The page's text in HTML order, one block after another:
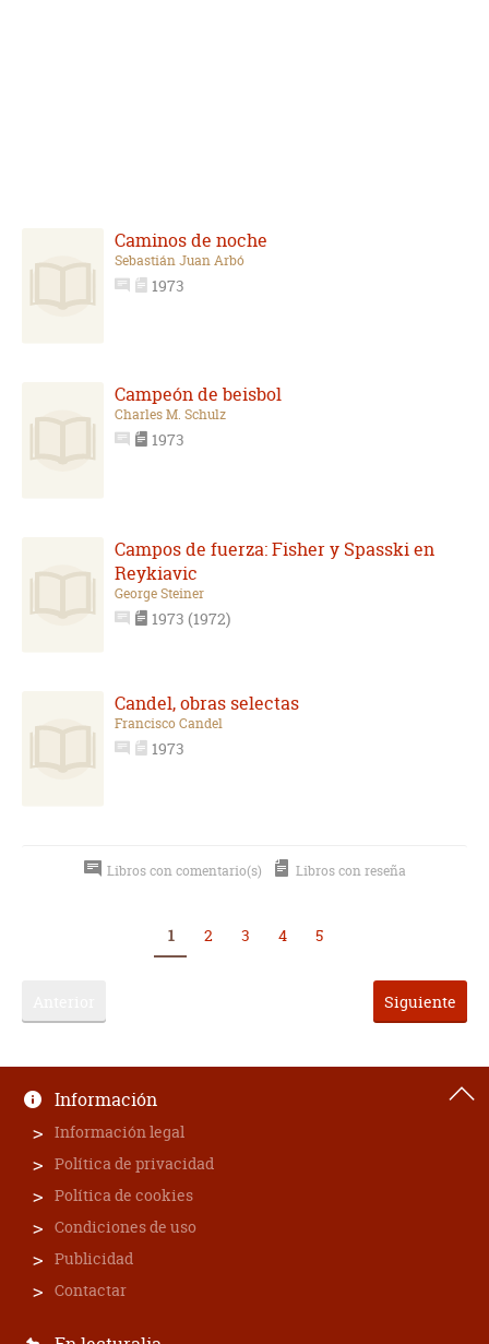
Caminos de noche
Sebastián Juan Arbó
1973
Campeón de beisbol
Charles M. Schulz
1973
Campos de fuerza: Fisher y Spasski en
Reykiavic
George Steiner
1973 (1972)
Candel, obras selectas
Francisco Candel
1973
Libros con comentario(s) Libros con reseña
1 2 3 4 5
Siguiente
Información
Información legal
Política de privacidad
Política de cookies
Condiciones de uso
Publicidad
Contactar